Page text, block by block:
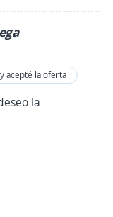
acepté la oferta
la